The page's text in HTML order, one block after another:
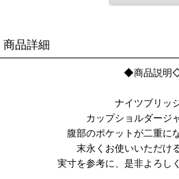
商品詳細
◆商品説明
ナイツブリッ
カップショルダージ
腹部のポケットが二重に
末永くお使いいただけ
実寸を参考に、是非よろし